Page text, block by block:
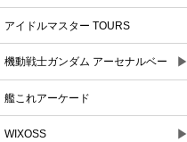
アイドルマスター TOURS
機動戦士ガンダム アーセナルベー
ス
▶
艦これアーケード
WIXOSS ▶